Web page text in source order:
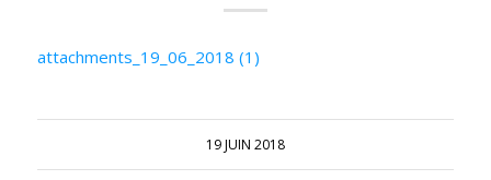
attachments_19_06_2018 (1)
19 JUIN 2018